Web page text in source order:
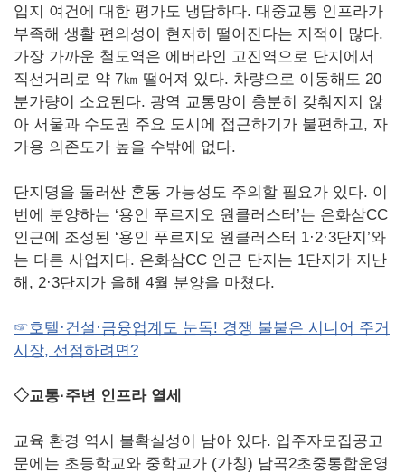
입지 여건에 대한 평가도 냉담하다. 대중교통 인프라가
부족해 생활 편의성이 현저히 떨어진다는 지적이 많다.
가장 가까운 철도역은 에버라인 고진역으로 단지에서
직선거리로 약 7㎞ 떨어져 있다. 차량으로 이동해도 20
분가량이 소요된다. 광역 교통망이 충분히 갖춰지지 않
아 서울과 수도권 주요 도시에 접근하기가 불편하고, 자
가용 의존도가 높을 수밖에 없다.
단지명을 둘러싼 혼동 가능성도 주의할 필요가 있다. 이
번에 분양하는 ‘용인 푸르지오 원클러스터’는 은화삼CC
인근에 조성된 ‘용인 푸르지오 원클러스터 1·2·3단지’와
는 다른 사업지다. 은화삼CC 인근 단지는 1단지가 지난
해, 2·3단지가 올해 4월 분양을 마쳤다.
☞호텔·건설·금융업계도 눈독! 경쟁 불붙은 시니어 주거
시장, 선점하려면?
◇교통·주변 인프라 열세
교육 환경 역시 불확실성이 남아 있다. 입주자모집공고
문에는 초등학교와 중학교가 (가칭) 남곡2초중통합운영